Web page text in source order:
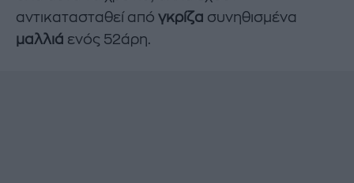
αντικατασταθεί από γκρίζα συνηθισμένα
μαλλιά ενός 52άρη.